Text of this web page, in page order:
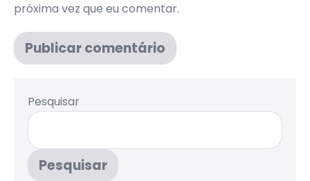
próxima vez que eu comentar.
Pesquisar
Pesquisar